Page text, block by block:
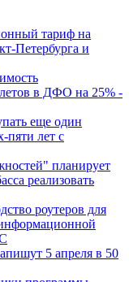
тариф на
Петербурга и
в ДФО на 25% -
еще один
пяти лет с
планирует
реализовать
роутеров для
5 апреля в 50